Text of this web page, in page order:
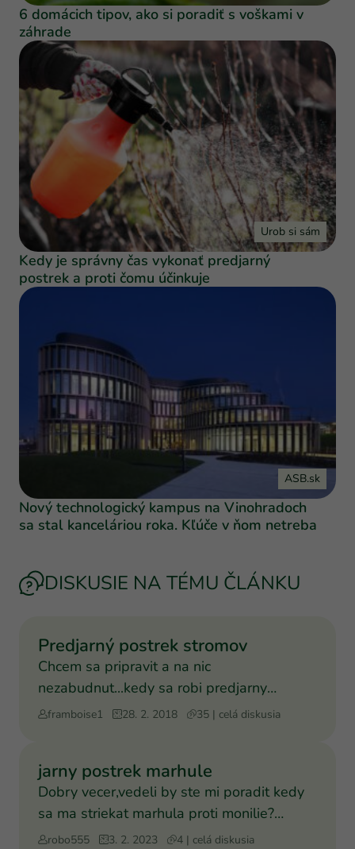
6 domácich tipov, ako si poradiť s voškami v
záhrade
Urob si sám
Kedy je správny čas vykonať predjarný
postrek a proti čomu účinkuje
ASB.sk
Nový technologický kampus na Vinohradoch
sa stal kanceláriou roka. Kľúče v ňom netreba
DISKUSIE NA TÉMU ČLÁNKU
Predjarný postrek stromov
Chcem sa pripravit a na nic
nezabudnut...kedy sa robi predjarny
postrek, cim, co a proti comu? Hodil
framboise1 28. 2. 2018 35 | celá diskusia
jarny postrek marhule
Dobry vecer,vedeli by ste mi poradit kedy
sa ma striekat marhula proti monilie?
Byvam v jarovciach za
robo555 3. 2. 2023 4 | celá diskusia